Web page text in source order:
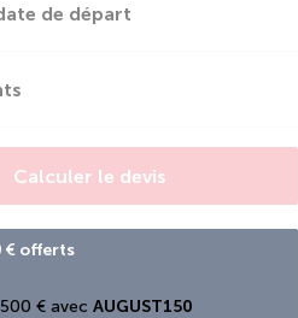
de départ
Calculer le devis
€ offerts
€ avec AUGUST150